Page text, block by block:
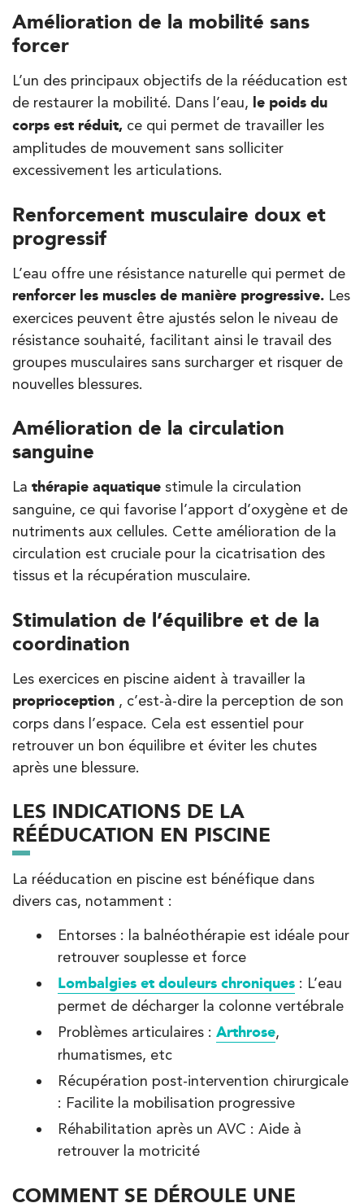
Amélioration de la mobilité sans
forcer
L’un des principaux objectifs de la rééducation est
de restaurer la mobilité. Dans l’eau, le poids du
corps est réduit, ce qui permet de travailler les
amplitudes de mouvement sans solliciter
excessivement les articulations.
Renforcement musculaire doux et
progressif
L’eau offre une résistance naturelle qui permet de
renforcer les muscles de manière progressive. Les
exercices peuvent être ajustés selon le niveau de
résistance souhaité, facilitant ainsi le travail des
groupes musculaires sans surcharger et risquer de
nouvelles blessures.
Amélioration de la circulation
sanguine
La thérapie aquatique stimule la circulation
sanguine, ce qui favorise l’apport d’oxygène et de
nutriments aux cellules. Cette amélioration de la
circulation est cruciale pour la cicatrisation des
tissus et la récupération musculaire.
Stimulation de l’équilibre et de la
coordination
Les exercices en piscine aident à travailler la
proprioception , c’est-à-dire la perception de son
corps dans l’espace. Cela est essentiel pour
retrouver un bon équilibre et éviter les chutes
après une blessure.
LES INDICATIONS DE LA
RÉÉDUCATION EN PISCINE
La rééducation en piscine est bénéfique dans
divers cas, notamment :
Entorses : la balnéothérapie est idéale pour
retrouver souplesse et force
Lombalgies et douleurs chroniques : L’eau
permet de décharger la colonne vertébrale
Problèmes articulaires : Arthrose,
rhumatismes, etc
Récupération post-intervention chirurgicale
: Facilite la mobilisation progressive
Réhabilitation après un AVC : Aide à
retrouver la motricité
COMMENT SE DÉROULE UNE
PRENDRE RDV
IK Antony Olympe Sante – 92
28 Rue Velpeau 92160 Antony
01 76 21 71 41
PRENDRE RDV
PRENDRE RDV
Kinésithérapie
Koss Paris 8 – Haussmann
74 Bd Haussmann 75008 Paris
74 Bd Haussmann 75008 Paris
01 44 71 93 74
PRENDRE RDV
PRENDRE RDV
Kinésithérapie
IK Morangis – 91
85 Av. de Balzac 91420 Morangis
85 Av. de Balzac 91420 Morangis
01 64 48 35 84
PRENDRE RDV
PRENDRE RDV
Kinésithérapie Balnéothérapie
IK Meudon – 92
8 Rue de Paris 92190 Meudon
PRENDRE RDV
Kinésithérapie